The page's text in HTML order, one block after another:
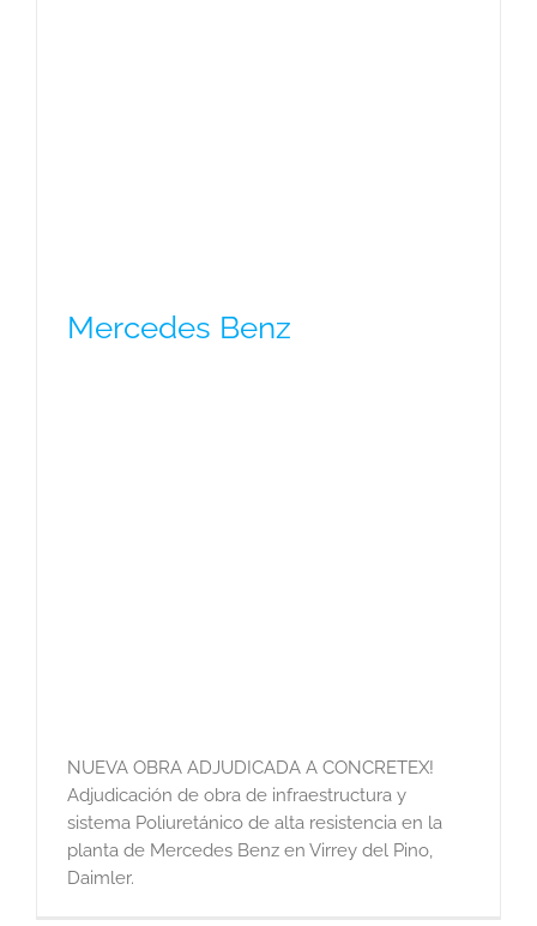
Mercedes Benz
NUEVA OBRA ADJUDICADA A CONCRETEX!
Adjudicación de obra de infraestructura y
sistema Poliuretánico de alta resistencia en la
planta de Mercedes Benz en Virrey del Pino,
Daimler.